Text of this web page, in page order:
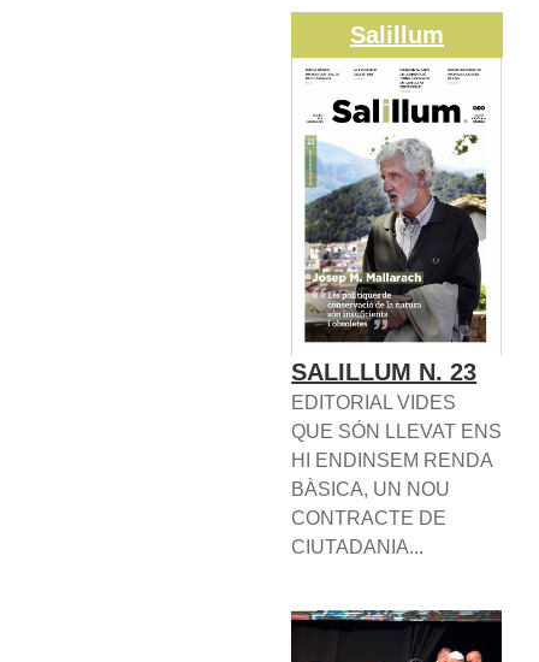
Salillum
SALILLUM N. 23
EDITORIAL VIDES
QUE SÓN LLEVAT ENS
HI ENDINSEM RENDA
BÀSICA, UN NOU
CONTRACTE DE
CIUTADANIA...